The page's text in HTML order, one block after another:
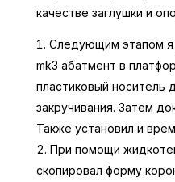
качестве заглушки и
Следующим этапом я
mk3 абатмент в
пластиковый носитель
закручивания. Затем
Также установил и
При помощи
скопировал форму